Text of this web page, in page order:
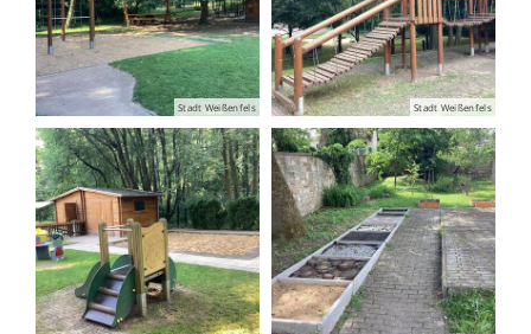
Stadt Weißenfels Stadt Weißenfels